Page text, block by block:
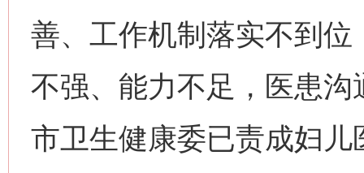
善、工作机制落实不到
不强、能力不足，医患
市卫生健康委已责成妇